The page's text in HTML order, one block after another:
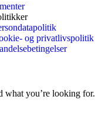
og privatlivspolitik
what you’re looking for.